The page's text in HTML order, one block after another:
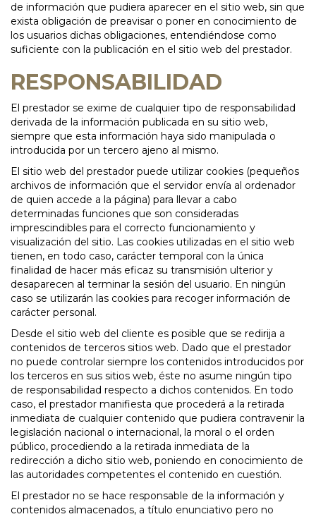
de información que pudiera aparecer en el sitio web, sin que
exista obligación de preavisar o poner en conocimiento de
los usuarios dichas obligaciones, entendiéndose como
suficiente con la publicación en el sitio web del prestador.
RESPONSABILIDAD
El prestador se exime de cualquier tipo de responsabilidad
derivada de la información publicada en su sitio web,
siempre que esta información haya sido manipulada o
introducida por un tercero ajeno al mismo.
El sitio web del prestador puede utilizar cookies (pequeños
archivos de información que el servidor envía al ordenador
de quien accede a la página) para llevar a cabo
determinadas funciones que son consideradas
imprescindibles para el correcto funcionamiento y
visualización del sitio. Las cookies utilizadas en el sitio web
tienen, en todo caso, carácter temporal con la única
finalidad de hacer más eficaz su transmisión ulterior y
desaparecen al terminar la sesión del usuario. En ningún
caso se utilizarán las cookies para recoger información de
carácter personal.
Desde el sitio web del cliente es posible que se redirija a
contenidos de terceros sitios web. Dado que el prestador
no puede controlar siempre los contenidos introducidos por
los terceros en sus sitios web, éste no asume ningún tipo
de responsabilidad respecto a dichos contenidos. En todo
caso, el prestador manifiesta que procederá a la retirada
inmediata de cualquier contenido que pudiera contravenir la
legislación nacional o internacional, la moral o el orden
público, procediendo a la retirada inmediata de la
redirección a dicho sitio web, poniendo en conocimiento de
las autoridades competentes el contenido en cuestión.
El prestador no se hace responsable de la información y
contenidos almacenados, a título enunciativo pero no